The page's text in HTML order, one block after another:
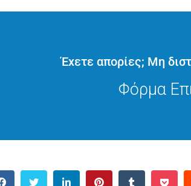
Πρώτη μας προτεραιότητα είναι η
Έχετε απορίες; Μη
Φόρμα